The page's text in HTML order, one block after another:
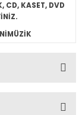
CD, KASET, DVD